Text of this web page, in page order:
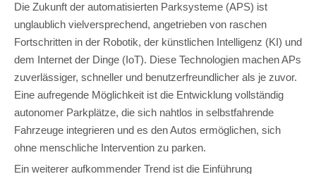
Die Zukunft der automatisierten Parksysteme (APS) ist
unglaublich vielversprechend, angetrieben von raschen
Fortschritten in der Robotik, der künstlichen Intelligenz (KI) und
dem Internet der Dinge (IoT). Diese Technologien machen APs
zuverlässiger, schneller und benutzerfreundlicher als je zuvor.
Eine aufregende Möglichkeit ist die Entwicklung vollständig
autonomer Parkplätze, die sich nahtlos in selbstfahrende
Fahrzeuge integrieren und es den Autos ermöglichen, sich
ohne menschliche Intervention zu parken.
Ein weiterer aufkommender Trend ist die Einführung